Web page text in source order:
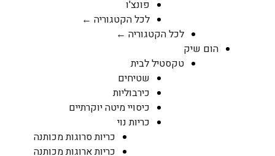
פונצ'ו
לכל הקטגוריה ←
לכל הקטגוריה ←
הום שיק
טקסטיל לבית
שטיחים
כירבוליות
כיסויי מיטה יוקרתיים
כריות נוי
כריות סרוגות מכותנה
כריות ארוגות מכותנה